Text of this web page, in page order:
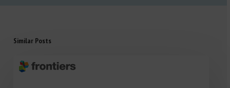
Similar Posts